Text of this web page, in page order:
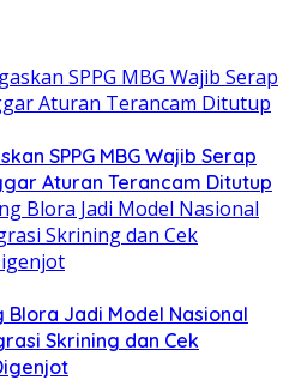
SPPG MBG Wajib Serap
Aturan Terancam Ditutup
Blora Jadi Model Nasional
Skrining dan Cek